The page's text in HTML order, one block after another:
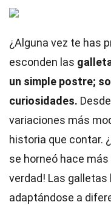
¿Alguna vez te has
esconden las
un simple postre;
curiosidades.
variaciones más
historia que contar.
se horneó hace más
verdad! Las galletas
adaptándose a